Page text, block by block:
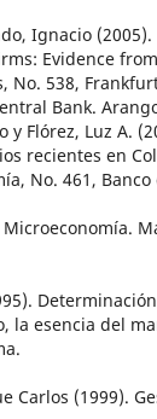
Ignacio
Evidence
No. 538,
Bank.
y Flórez, Luz A.
recientes en
No. 461,
Microeconomía.
la esencia del
Carlos (1999).